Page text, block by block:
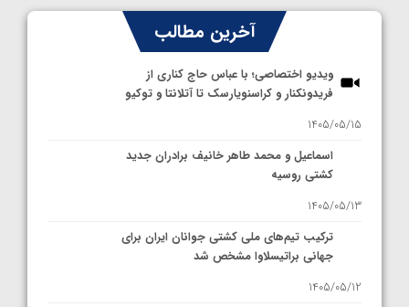
آخرین مطالب
ویدیو اختصاصی؛ با عباس حاج کناری از
فریدونکنار و کراسنویارسک تا آتلانتا و توکیو
1405/05/15
اسماعیل و محمد طاهر خانیف برادران جدید
کشتی روسیه
1405/05/13
ترکیب تیم‌های ملی کشتی جوانان ایران برای
جهانی براتیسلاوا مشخص شد
1405/05/12